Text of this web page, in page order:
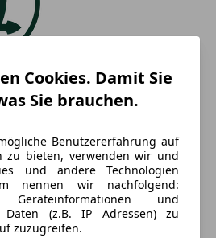
Cookies. Damit Sie
Sie brauchen.
Benutzererfahrung auf
zu bieten, verwenden wir und
und andere Technologien
nennen wir nachfolgend:
und
Daten (z.B. IP Adressen) zu
zuzugreifen.